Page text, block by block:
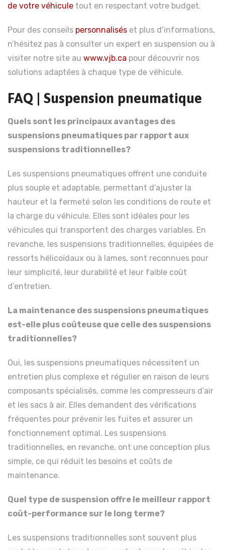
de votre véhicule tout en respectant votre budget.
Pour des conseils personnalisés et plus d’informations,
n’hésitez pas à consulter un expert en suspension ou à
visiter notre site au www.vjb.ca pour découvrir nos
solutions adaptées à chaque type de véhicule.
FAQ | Suspension pneumatique
Quels sont les principaux avantages des
suspensions pneumatiques par rapport aux
suspensions traditionnelles?
Les suspensions pneumatiques offrent une conduite
plus souple et adaptable, permettant d’ajuster la
hauteur et la fermeté selon les conditions de route et
la charge du véhicule. Elles sont idéales pour les
véhicules qui transportent des charges variables. En
revanche, les suspensions traditionnelles, équipées de
ressorts hélicoïdaux ou à lames, sont reconnues pour
leur simplicité, leur durabilité et leur faible coût
d’entretien.
La maintenance des suspensions pneumatiques
est-elle plus coûteuse que celle des suspensions
traditionnelles?
Oui, les suspensions pneumatiques nécessitent un
entretien plus complexe et régulier en raison de leurs
composants spécialisés, comme les compresseurs d’air
et les sacs à air. Elles demandent des vérifications
fréquentes pour prévenir les fuites et assurer un
fonctionnement optimal. Les suspensions
traditionnelles, en revanche, ont une conception plus
simple, ce qui réduit les besoins et coûts de
maintenance.
Quel type de suspension offre le meilleur rapport
coût-performance sur le long terme?
Les suspensions traditionnelles sont souvent plus